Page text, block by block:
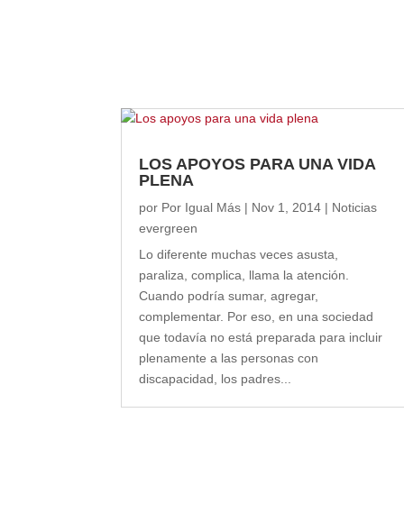
LOS APOYOS PARA UNA VIDA
PLENA
por Por Igual Más | Nov 1, 2014 | Noticias
evergreen
Lo diferente muchas veces asusta,
paraliza, complica, llama la atención.
Cuando podría sumar, agregar,
complementar. Por eso, en una sociedad
que todavía no está preparada para incluir
plenamente a las personas con
discapacidad, los padres...